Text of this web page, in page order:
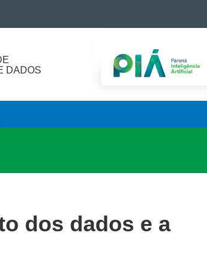
DADOS
dos dados e a